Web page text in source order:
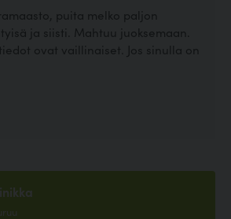
puita melko paljon
ja siisti. Mahtuu juoksemaan.
ovat vaillinaiset. Jos sinulla on